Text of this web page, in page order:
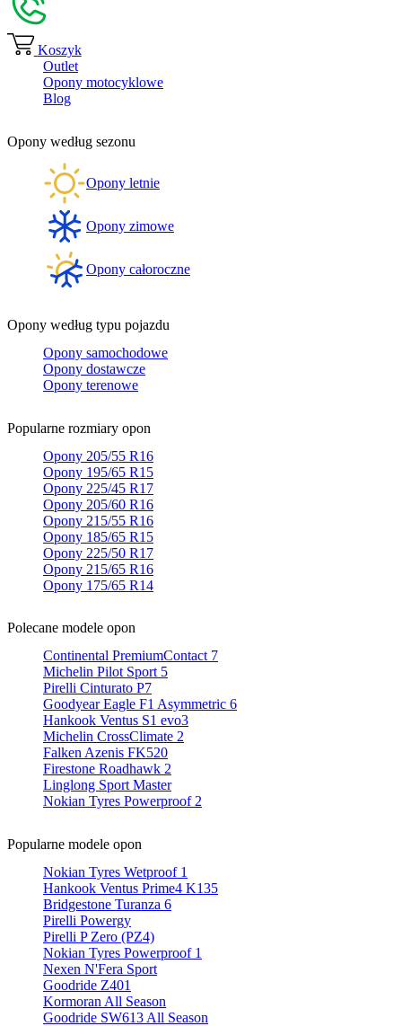
Koszyk
Outlet
Opony motocyklowe
Blog
Opony według sezonu
Opony letnie
Opony zimowe
Opony całoroczne
Opony według typu pojazdu
Opony samochodowe
Opony dostawcze
Opony terenowe
Popularne rozmiary opon
Opony 205/55 R16
Opony 195/65 R15
Opony 225/45 R17
Opony 205/60 R16
Opony 215/55 R16
Opony 185/65 R15
Opony 225/50 R17
Opony 215/65 R16
Opony 175/65 R14
Polecane modele opon
Continental PremiumContact 7
Michelin Pilot Sport 5
Pirelli Cinturato P7
Goodyear Eagle F1 Asymmetric 6
Hankook Ventus S1 evo3
Michelin CrossClimate 2
Falken Azenis FK520
Firestone Roadhawk 2
Linglong Sport Master
Nokian Tyres Powerproof 2
Popularne modele opon
Nokian Tyres Wetproof 1
Hankook Ventus Prime4 K135
Bridgestone Turanza 6
Pirelli Powergy
Pirelli P Zero (PZ4)
Nokian Tyres Powerproof 1
Nexen N'Fera Sport
Goodride Z401
Kormoran All Season
Goodride SW613 All Season